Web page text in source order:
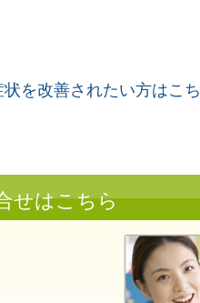
を改善されたい方はこ
せはこちら